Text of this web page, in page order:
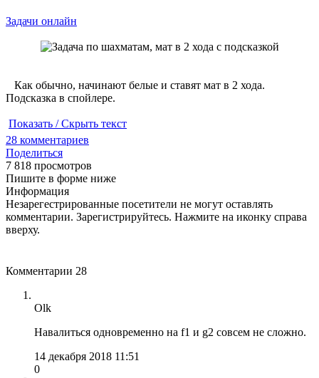
Задачи онлайн
Как обычно, начинают белые и ставят мат в 2 хода.
Подсказка в спойлере.
Показать / Скрыть текст
28 комментариев
Поделиться
7 818 просмотров
Пишите в форме ниже
Информация
Незарегестрированные посетители не могут оставлять
комментарии. Зарегистрируйтесь. Нажмите на иконку справа
вверху.
Комментарии 28
Olk
Навалиться одновременно на f1 и g2 cовсем не сложно.
14 декабря 2018 11:51
0